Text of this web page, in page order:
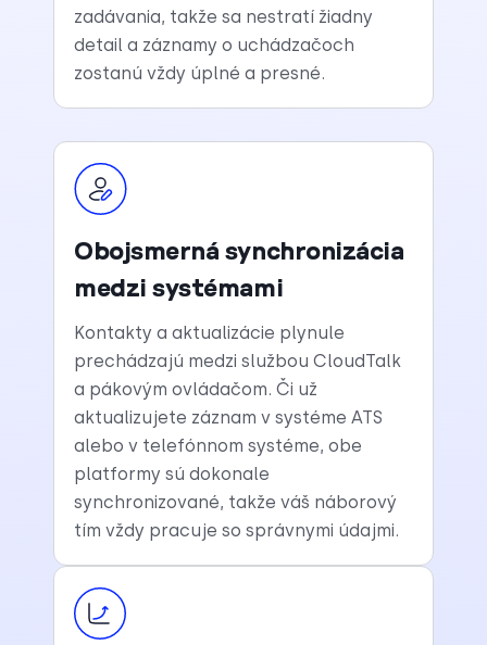
zadávania, takže sa nestratí žiadny
detail a záznamy o uchádzačoch
zostanú vždy úplné a presné.
Obojsmerná synchronizácia
medzi systémami
Kontakty a aktualizácie plynule
prechádzajú medzi službou CloudTalk
a pákovým ovládačom. Či už
aktualizujete záznam v systéme ATS
alebo v telefónnom systéme, obe
platformy sú dokonale
synchronizované, takže váš náborový
tím vždy pracuje so správnymi údajmi.